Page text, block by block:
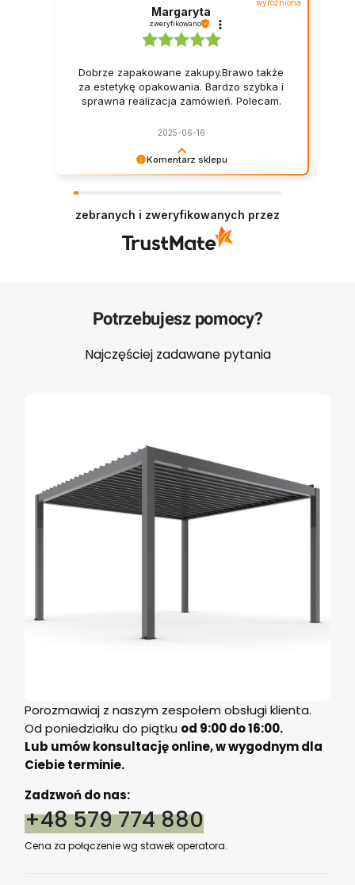
Komentarz sklepu
wyróżniona
Margaryta
zweryfikowano
Dobrze zapakowane zakupy.Brawo także
za estetykę opakowania. Bardzo szybka i
sprawna realizacja zamówień. Polecam.
2025-06-16
zebranych i zweryfikowanych przez
Potrzebujesz pomocy?
Najczęściej zadawane pytania
Porozmawiaj z naszym zespołem obsługi klienta.
Od poniedziałku do piątku od 9:00 do 16:00.
Lub umów konsultację online, w wygodnym dla
Ciebie terminie.
Zadzwoń do nas:
+48 579 774 880
Cena za połączenie wg stawek operatora.